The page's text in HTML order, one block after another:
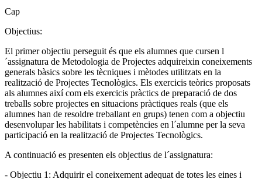
Cap
Objectius:
El primer objectiu perseguit és que els alumnes que cursen l
´assignatura de Metodologia de Projectes adquireixin coneixements
generals bàsics sobre les tècniques i mètodes utilitzats en la
realització de Projectes Tecnològics. Els exercicis teòrics proposats
als alumnes així com els exercicis pràctics de preparació de dos
treballs sobre projectes en situacions pràctiques reals (que els
alumnes han de resoldre treballant en grups) tenen com a objectiu
desenvolupar les habilitats i competències en l´alumne per la seva
participació en la realització de Projectes Tecnològics.
A continuació es presenten els objectius de l´assignatura:
- Objectiu 1: Adquirir el coneixement adequat de totes les eines i